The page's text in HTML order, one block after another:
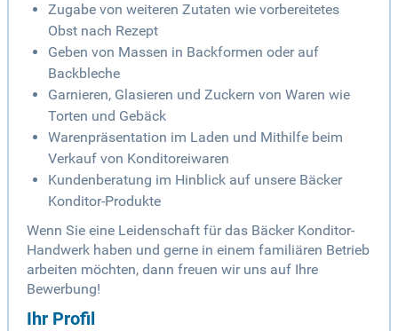
Zugabe von weiteren Zutaten wie vorbereitetes
Obst nach Rezept
Geben von Massen in Backformen oder auf
Backbleche
Garnieren, Glasieren und Zuckern von Waren wie
Torten und Gebäck
Warenpräsentation im Laden und Mithilfe beim
Verkauf von Konditoreiwaren
Kundenberatung im Hinblick auf unsere Bäcker
Konditor-Produkte
Wenn Sie eine Leidenschaft für das Bäcker Konditor-
Handwerk haben und gerne in einem familiären Betrieb
arbeiten möchten, dann freuen wir uns auf Ihre
Bewerbung!
Ihr Profil